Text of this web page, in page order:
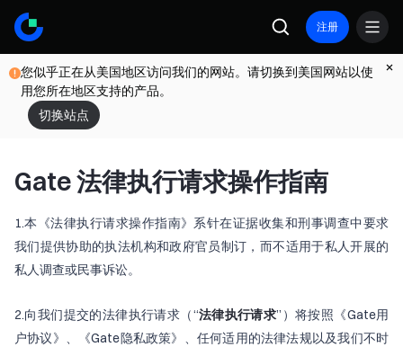
注册
您似乎正在从美国地区访问我们的网站。请切换到美国网站以使
用您所在地区支持的产品。
切换站点
Gate 法律执行请求操作指南
1.本《法律执行请求操作指南》系针在证据收集和刑事调查中要求
我们提供协助的执法机构和政府官员制订，而不适用于私人开展的
私人调查或民事诉讼。
2.向我们提交的法律执行请求（“法律执行请求”）将按照《Gate用
户协议》、《Gate隐私政策》、任何适用的法律法规以及我们不时